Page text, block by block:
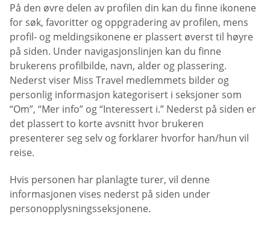
På den øvre delen av profilen din kan du finne ikonene
for søk, favoritter og oppgradering av profilen, mens
profil- og meldingsikonene er plassert øverst til høyre
på siden. Under navigasjonslinjen kan du finne
brukerens profilbilde, navn, alder og plassering.
Nederst viser Miss Travel medlemmets bilder og
personlig informasjon kategorisert i seksjoner som
“Om”, “Mer info” og “Interessert i.” Nederst på siden er
det plassert to korte avsnitt hvor brukeren
presenterer seg selv og forklarer hvorfor han/hun vil
reise.
Hvis personen har planlagte turer, vil denne
informasjonen vises nederst på siden under
personopplysningsseksjonene.